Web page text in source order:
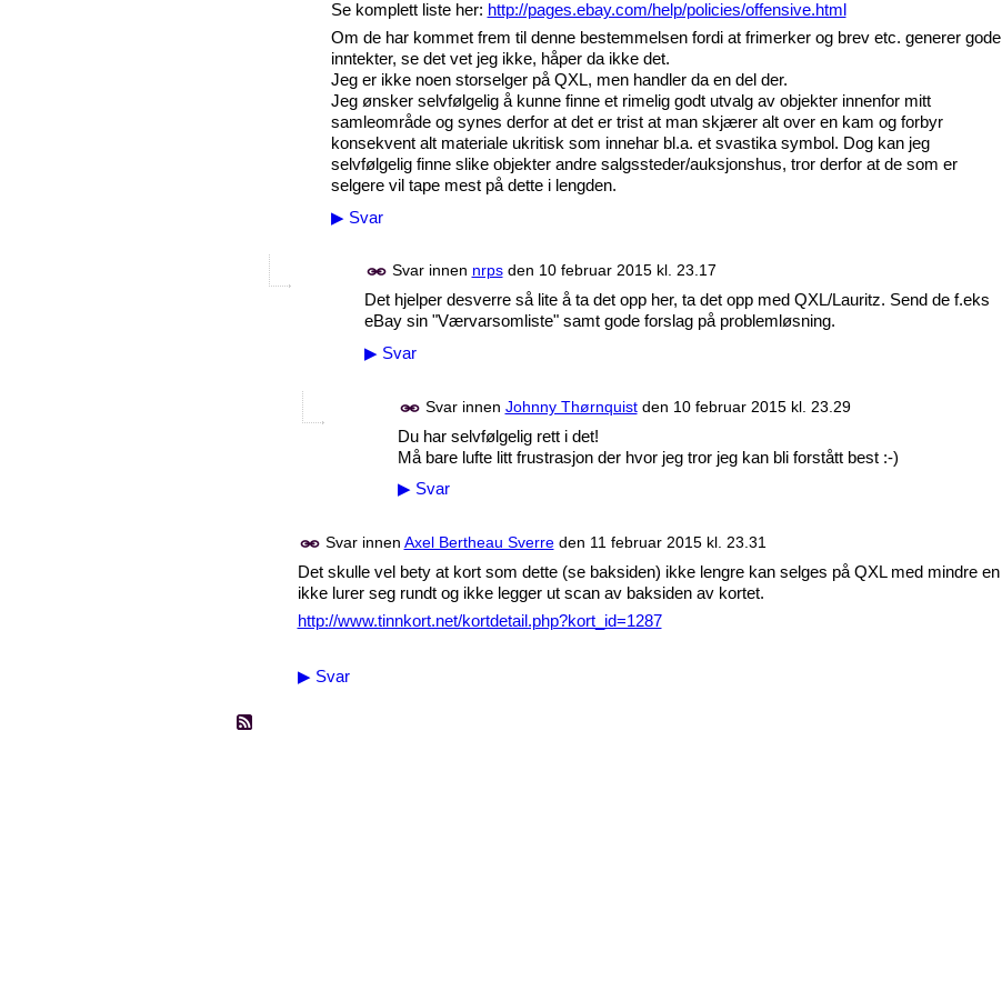
Se komplett liste her: http://pages.ebay.com/help/policies/offensive.html
Om de har kommet frem til denne bestemmelsen fordi at frimerker og brev etc. generer gode
inntekter, se det vet jeg ikke, håper da ikke det.
Jeg er ikke noen storselger på QXL, men handler da en del der.
Jeg ønsker selvfølgelig å kunne finne et rimelig godt utvalg av objekter innenfor mitt
samleområde og synes derfor at det er trist at man skjærer alt over en kam og forbyr
konsekvent alt materiale ukritisk som innehar bl.a. et svastika symbol. Dog kan jeg
selvfølgelig finne slike objekter andre salgssteder/auksjonshus, tror derfor at de som er
selgere vil tape mest på dette i lengden.
▶Svar
Svar innen nrpsden 10 februar 2015 kl. 23.17
Det hjelper desverre så lite å ta det opp her, ta det opp med QXL/Lauritz. Send de f.eks
eBay sin "Værvarsomliste" samt gode forslag på problemløsning.
▶Svar
Svar innen Johnny Thørnquistden 10 februar 2015 kl. 23.29
Du har selvfølgelig rett i det!
Må bare lufte litt frustrasjon der hvor jeg tror jeg kan bli forstått best :-)
▶Svar
Svar innen Axel Bertheau Sverreden 11 februar 2015 kl. 23.31
Det skulle vel bety at kort som dette (se baksiden) ikke lengre kan selges på QXL med mindre en
ikke lurer seg rundt og ikke legger ut scan av baksiden av kortet.
http://www.tinnkort.net/kortdetail.php?kort_id=1287
▶Svar